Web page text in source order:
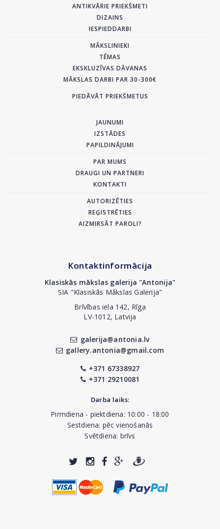
ANTIKVĀRIE PRIEKŠMETI
DIZAINS
IESPIEDDARBI
MĀKSLINIEKI
TĒMAS
EKSKLUZĪVAS DĀVANAS
MĀKSLAS DARBI PAR 30-300€
PIEDĀVĀT PRIEKŠMETUS
JAUNUMI
IZSTĀDES
PAPILDINĀJUMI
PAR MUMS
DRAUGI UN PARTNERI
KONTAKTI
AUTORIZĒTIES
REĢISTRĒTIES
AIZMIRSĀT PAROLI?
Kontaktinformācija
Klasiskās mākslas galerija "Antonija"
SIA "Klasiskās Mākslas Galerija"
Brīvības iela 142, Rīga
LV-1012, Latvija
galerija@antonia.lv
gallery.antonia@gmail.com
+371 67338927
+371 29210081
Darba laiks:
Pirmdiena - piektdiena: 10:00 - 18:00
Sestdiena: pēc vienošanās
Svētdiena: brīvs